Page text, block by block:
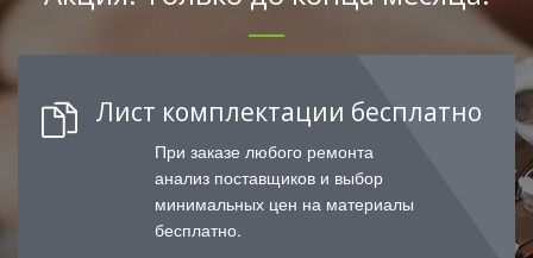
Лист комплектации бесплатно
При заказе любого ремонта
анализ поставщиков и выбор
минимальных цен на материалы
бесплатно.